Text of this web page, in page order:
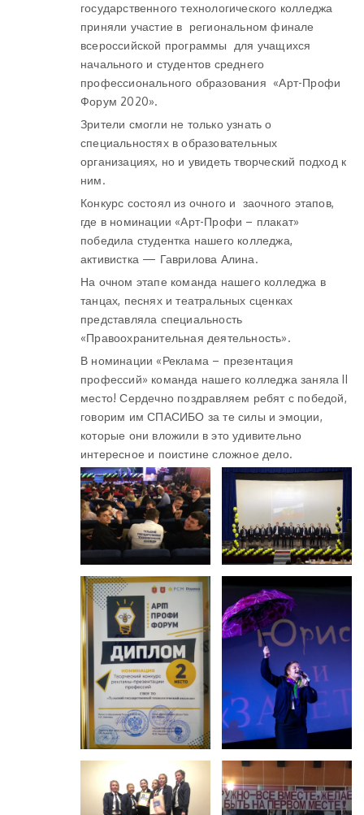
государственного технологического колледжа
приняли участие в региональном финале
всероссийской программы для учащихся
начального и студентов среднего
профессионального образования «Арт-Профи
Форум 2020».
Зрители смогли не только узнать о
специальностях в образовательных
организациях, но и увидеть творческий подход к
ним.
Конкурс состоял из очного и заочного этапов,
где в номинации «Арт-Профи – плакат»
победила студентка нашего колледжа,
активистка — Гаврилова Алина.
На очном этапе команда нашего колледжа в
танцах, песнях и театральных сценках
представляла специальность
«Правоохранительная деятельность».
В номинации «Реклама – презентация
профессий» команда нашего колледжа заняла II
место! Сердечно поздравляем ребят с победой,
говорим им СПАСИБО за те силы и эмоции,
которые они вложили в это удивительно
интересное и поистине сложное дело.